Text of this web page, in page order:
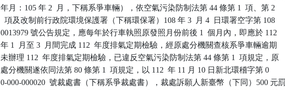
年月：105 年 2  月，下稱系爭車輛），依空氣污染防制法第 44 條第 1  項、第 2
  項及改制前行政院環境保護署（下稱環保署）108 年 3  月 4  日環署空字第 108
0013979 號公告規定，應每年於行車執照原發照月份前後 1  個月內，即應於 112
年 1  月至 3  月間完成 112  年度排氣定期檢驗，經原處分機關查核系爭車輛逾期
未辦理 112  年度排氣定期檢驗，已違反空氣污染防制法第 44 條第 1  項規定，原
處分機關遂依同法第 80 條第 1  項規定，以 112  年 11 月 10 日新北環稽字第 0
0-000-000020  號裁處書（下稱系爭裁處書），裁處訴願人新臺幣（下同）500 元罰